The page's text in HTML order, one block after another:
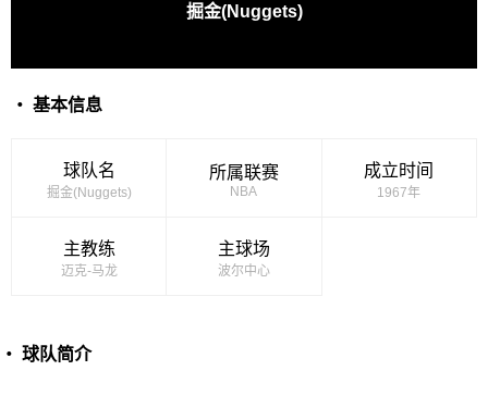
掘金(Nuggets)
・ 基本信息
球队名
掘金(Nuggets)
所属联赛
NBA
成立时间
1967年
主教练
迈克-马龙
主球场
波尔中心
・ 球队简介